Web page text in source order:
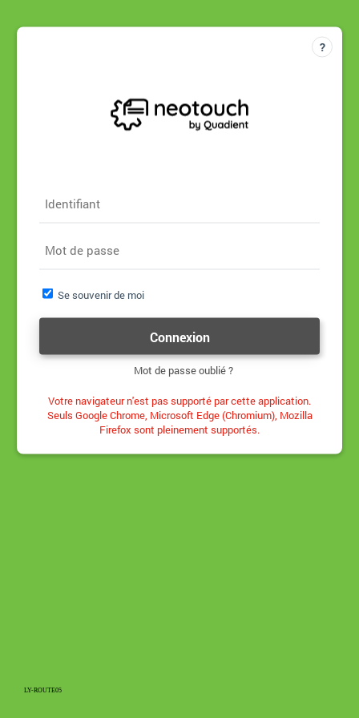
Identifiant
Mot de passe
Se souvenir de moi
Mot de passe oublié ?
Votre navigateur n'est pas supporté par cette application.
Seuls Google Chrome, Microsoft Edge (Chromium), Mozilla
Firefox sont pleinement supportés.
LY-ROUTE05